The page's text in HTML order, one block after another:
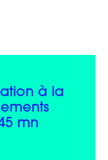
à la
mn